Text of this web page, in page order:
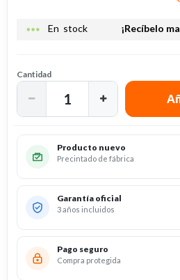
more_horiz En stock ¡Recíbelo
Cantidad
Producto nuevo
Precintado de fábrica
Garantía oficial
3 años incluidos
Pago seguro
Compra protegida